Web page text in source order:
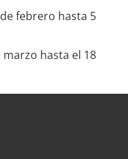
febrero hasta 5
marzo hasta el 18